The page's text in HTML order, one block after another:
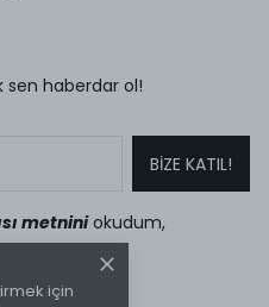
için
sen haberdar ol!
BİZE KATIL!
metniniokudum,